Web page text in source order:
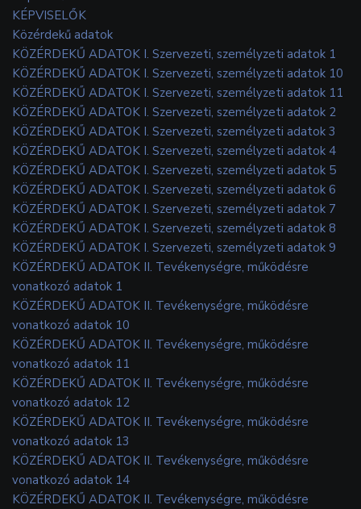
KÉPVISELŐK
Közérdekű adatok
KÖZÉRDEKŰ ADATOK I. Szervezeti, személyzeti adatok 1
KÖZÉRDEKŰ ADATOK I. Szervezeti, személyzeti adatok 10
KÖZÉRDEKŰ ADATOK I. Szervezeti, személyzeti adatok 11
KÖZÉRDEKŰ ADATOK I. Szervezeti, személyzeti adatok 2
KÖZÉRDEKŰ ADATOK I. Szervezeti, személyzeti adatok 3
KÖZÉRDEKŰ ADATOK I. Szervezeti, személyzeti adatok 4
KÖZÉRDEKŰ ADATOK I. Szervezeti, személyzeti adatok 5
KÖZÉRDEKŰ ADATOK I. Szervezeti, személyzeti adatok 6
KÖZÉRDEKŰ ADATOK I. Szervezeti, személyzeti adatok 7
KÖZÉRDEKŰ ADATOK I. Szervezeti, személyzeti adatok 8
KÖZÉRDEKŰ ADATOK I. Szervezeti, személyzeti adatok 9
KÖZÉRDEKŰ ADATOK II. Tevékenységre, működésre
vonatkozó adatok 1
KÖZÉRDEKŰ ADATOK II. Tevékenységre, működésre
vonatkozó adatok 10
KÖZÉRDEKŰ ADATOK II. Tevékenységre, működésre
vonatkozó adatok 11
KÖZÉRDEKŰ ADATOK II. Tevékenységre, működésre
vonatkozó adatok 12
KÖZÉRDEKŰ ADATOK II. Tevékenységre, működésre
vonatkozó adatok 13
KÖZÉRDEKŰ ADATOK II. Tevékenységre, működésre
vonatkozó adatok 14
KÖZÉRDEKŰ ADATOK II. Tevékenységre, működésre